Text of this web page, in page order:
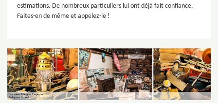
estimations. De nombreux particuliers lui ont déjà fait confiance.
Faites-en de même et appelez-le !